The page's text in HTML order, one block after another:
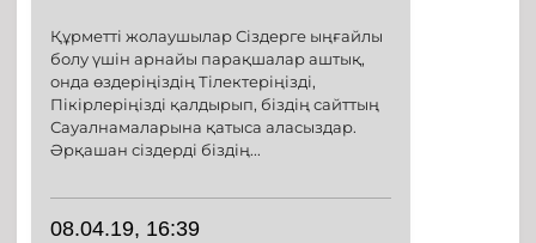
Құрметті жолаушылар Сіздерге ыңғайлы
болу үшін арнайы парақшалар аштық,
онда өздеріңіздің Тілектеріңізді,
Пікірлеріңізді қалдырып, біздің сайттың
Сауалнамаларына қатыса аласыздар.
Әрқашан сіздерді біздің...
08.04.19, 16:39